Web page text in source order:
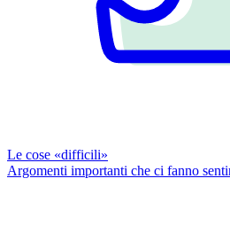
Le cose «difficili»
Argomenti importanti che ci fanno